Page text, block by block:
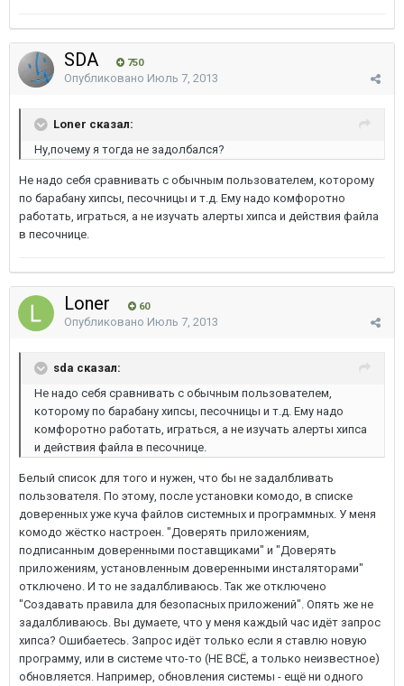
SDA 750
Опубликовано Июль 7, 2013
Loner сказал:
Ну,почему я тогда не задолбался?
Не надо себя сравнивать с обычным пользователем, которому
по барабану хипсы, песочницы и т.д. Ему надо комфоротно
работать, играться, а не изучать алерты хипса и действия файла
в песочнице.
Loner 60
Опубликовано Июль 7, 2013
sda сказал:
Не надо себя сравнивать с обычным пользователем,
которому по барабану хипсы, песочницы и т.д. Ему надо
комфоротно работать, играться, а не изучать алерты хипса
и действия файла в песочнице.
Белый список для того и нужен, что бы не задалбливать
пользователя. По этому, после установки комодо, в списке
доверенных уже куча файлов системных и программных. У меня
комодо жёстко настроен. "Доверять приложениям,
подписанным доверенными поставщиками" и "Доверять
приложениям, установленным доверенными инсталяторами"
отключено. И то не задалбливаюсь. Так же отключено
"Создавать правила для безопасных приложений". Опять же не
задалбливаюсь. Вы думаете, что у меня каждый час идёт запрос
хипса? Ошибаетесь. Запрос идёт только если я ставлю новую
программу, или в системе что-то (НЕ ВСЁ, а только неизвестное)
обновляется. Например, обновления системы - ещё ни одного